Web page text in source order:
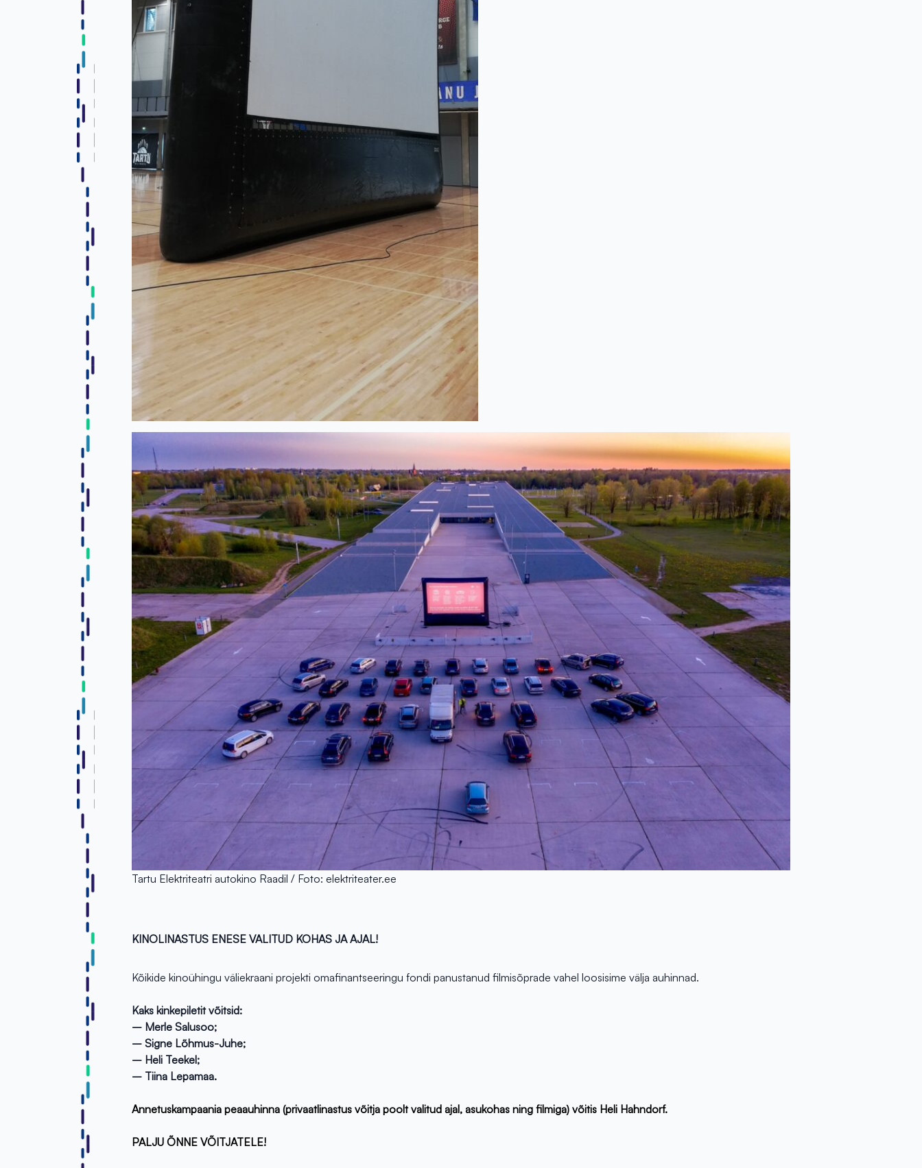
Tartu Elektriteatri autokino Raadil / Foto: elektriteater.ee
KINOLINASTUS ENESE VALITUD KOHAS JA AJAL!
Kõikide kinoühingu väliekraani projekti omafinantseeringu fondi panustanud filmisõprade vahel loosisime välja auhinnad.
Kaks kinkepiletit võitsid:
– Merle Salusoo;
– Signe Lõhmus-Juhe;
– Heli Teekel;
– Tiina Lepamaa.
Annetuskampaania peaauhinna (privaatlinastus võitja poolt valitud ajal, asukohas ning filmiga) võitis Heli Hahndorf.
PALJU ÕNNE VÕITJATELE!